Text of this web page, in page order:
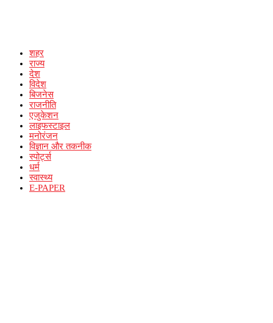
शहर
राज्य
देश
विदेश
बिजनेस
राजनीति
एजुकेशन
लाइफस्टाइल
मनोरंजन
विज्ञान और तकनीक
स्पोर्ट्स
धर्म
स्वास्थ्य
E-PAPER